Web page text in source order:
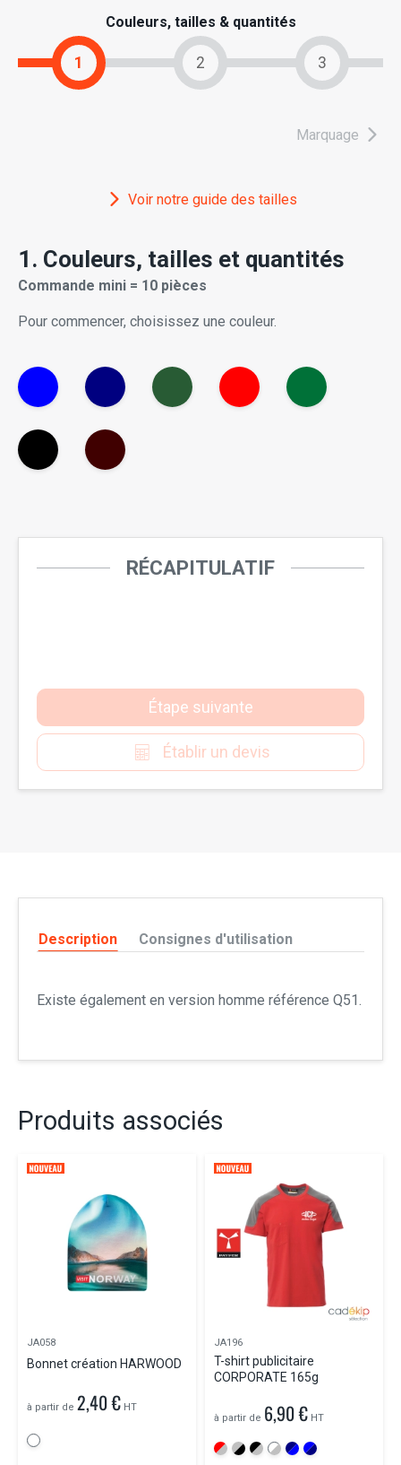
Couleurs, tailles & quantités
1 2 3
Marquage
Voir notre guide des tailles
1. Couleurs, tailles et quantités
Commande mini = 10 pièces
Pour commencer, choisissez une couleur.
RÉCAPITULATIF
Étape suivante
Établir un devis
Description Consignes d'utilisation
Existe également en version homme référence Q51.
Produits associés
JA058
Bonnet création HARWOOD
à partir de 2,40 € HT
JA196
T-shirt publicitaire
CORPORATE 165g
à partir de 6,90 € HT